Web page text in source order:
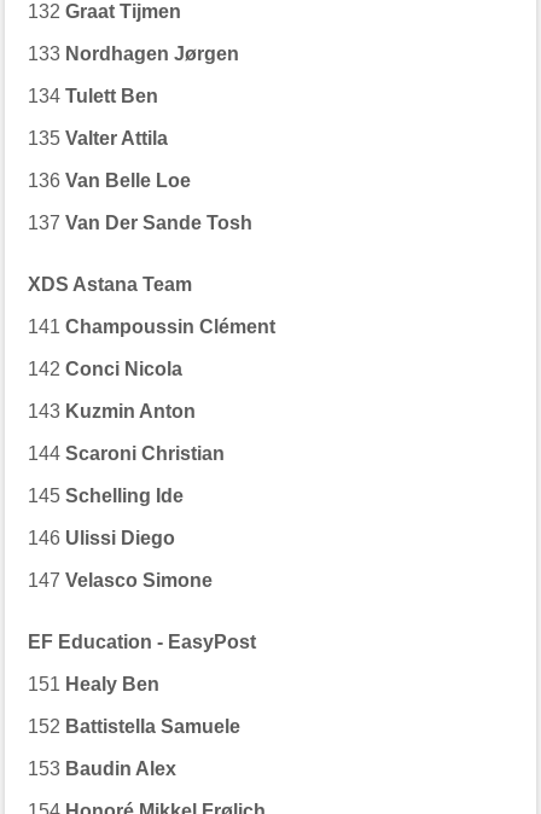
132Graat Tijmen
133 Nordhagen Jørgen
134Tulett Ben
135Valter Attila
136Van Belle Loe
137Van Der Sande Tosh
XDS Astana Team
141Champoussin Clément
142Conci Nicola
143 Kuzmin Anton
144Scaroni Christian
145Schelling Ide
146 Ulissi Diego
147Velasco Simone
EF Education - EasyPost
151 Healy Ben
152 Battistella Samuele
153 Baudin Alex